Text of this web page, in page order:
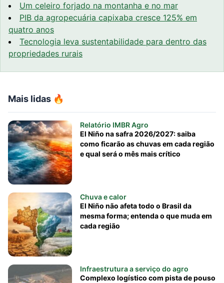
Mais lidas 🔥
Relatório IMBR Agro
El Niño na safra 2026/2027: saiba
como ficarão as chuvas em cada região
e qual será o mês mais crítico
Chuva e calor
El Niño não afeta todo o Brasil da
mesma forma; entenda o que muda em
cada região
Infraestrutura a serviço do agro
Complexo logístico com pista de pouso
Um celeiro forjado na montanha e no mar
PIB da agropecuária capixaba cresce 125% em
quatro anos
Tecnologia leva sustentabilidade para dentro das
propriedades rurais